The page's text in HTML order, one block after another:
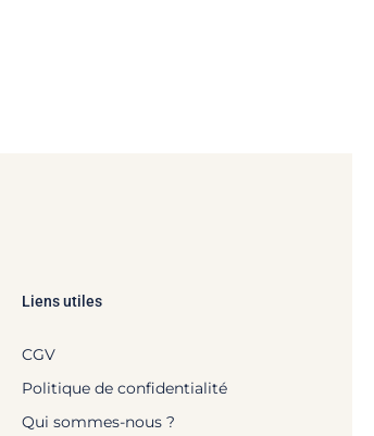
Liens utiles
CGV
Politique de confidentialité
Qui sommes-nous ?